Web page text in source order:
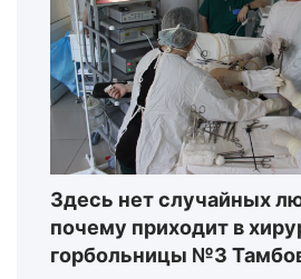
Здесь нет случайных
почему приходит в
горбольницы №3